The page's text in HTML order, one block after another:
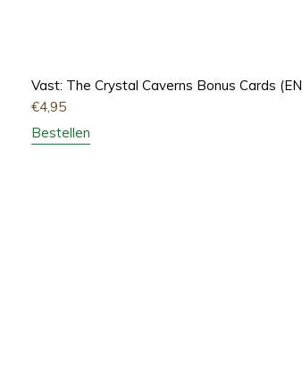
Vast: The Crystal Caverns Bonus Cards
€4,95
Bestellen